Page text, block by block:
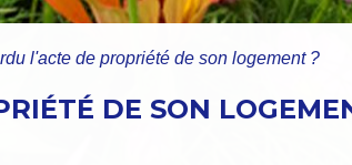
l'acte de propriété de son logement ?
DE SON